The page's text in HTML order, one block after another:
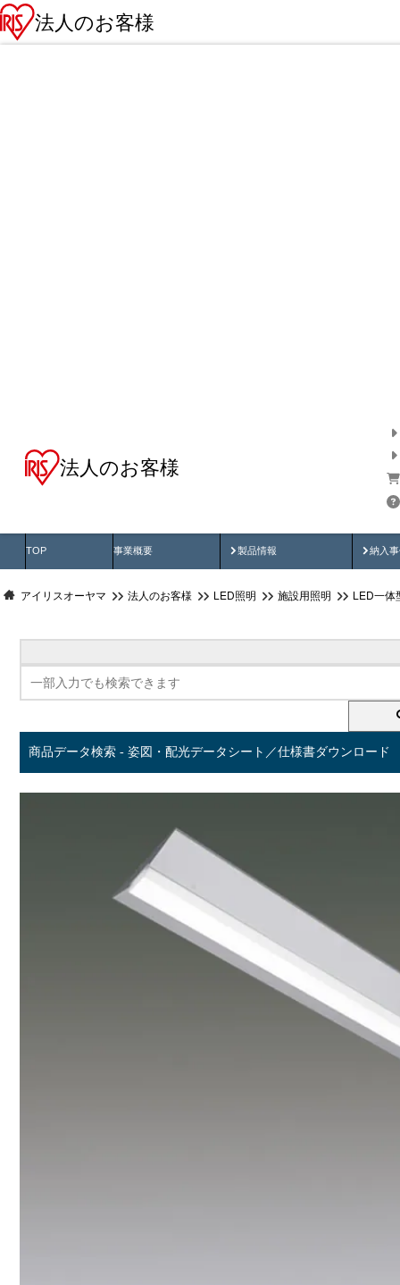
法人のお客様
法人のお客様
TOP 事業概要 製品情報
製品動画 納入
納
アイリスオーヤマ 法人のお客様 LED照明 施設用照明 LED一体
商品データ検索 - 姿図・配光データシート／仕様書ダウンロード